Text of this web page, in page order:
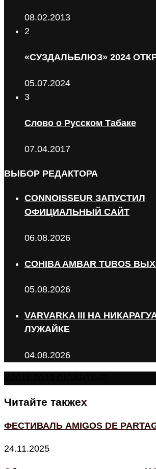
08.02.2013
2
«СУЗДАЛЬБЛЮЗ» 2024
05.07.2024
3
Слово о Русском Табаке
07.04.2017
ВЫБОР РЕДАКТОРА
CONNOISSEUR ЗАПУСТИЛ
ОФИЦИАЛЬНЫЙ САЙТ
06.08.2026
COHIBA AMBAR TUBOS
05.08.2026
VARVARKA III НА
ЛУЖАЙКЕ
04.08.2026
Читайте такжеx
ФЕСТИВАЛЬ AMIGOS DE
24.11.2025